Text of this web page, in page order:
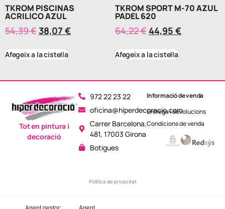
TKROM PISCINAS
ACRILICO AZUL
54,39€ 38,07 €
Afegeix a la cistella
TKROM SPORT M-70 AZUL
PADEL 620
64,22€ 44,95 €
Afegeix a la cistella
972 22 23 22
oficina@hiperdecoracio.com
Carrer Barcelona,
481, 17003 Girona
Botigues
Política de privacitat
Tot en pintura i
decoració
Informació de venda
Entrega i devolucions
Condicions de venda